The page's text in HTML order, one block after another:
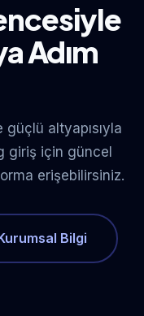
Adım
altyapısıyla
giriş için güncel
erişebilirsiniz.
Bilgi